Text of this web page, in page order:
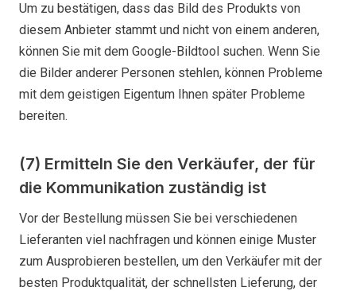
Um zu bestätigen, dass das Bild des Produkts von
diesem Anbieter stammt und nicht von einem anderen,
können Sie mit dem Google-Bildtool suchen. Wenn Sie
die Bilder anderer Personen stehlen, können Probleme
mit dem geistigen Eigentum Ihnen später Probleme
bereiten.
(7) Ermitteln Sie den Verkäufer, der für
die Kommunikation zuständig ist
Vor der Bestellung müssen Sie bei verschiedenen
Lieferanten viel nachfragen und können einige Muster
zum Ausprobieren bestellen, um den Verkäufer mit der
besten Produktqualität, der schnellsten Lieferung, der